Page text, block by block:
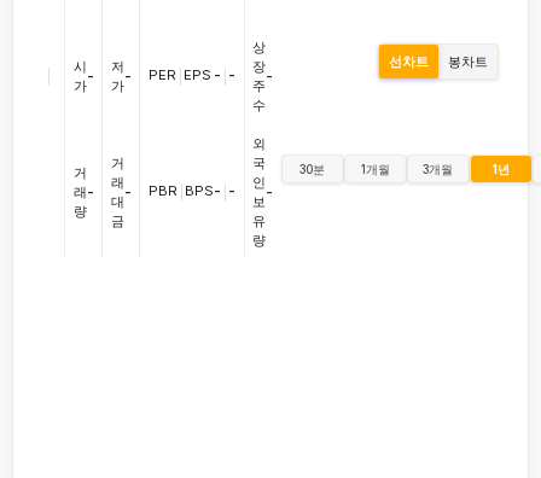
시
가
-
거
래
량
-
저
가
-
거
래
대
금
-
PER EPS - -
PBR BPS- -
상
장
주
수
-
외
국
인
보
유
량
-
선차트 봉차트
30분 1개월 3개월 1년